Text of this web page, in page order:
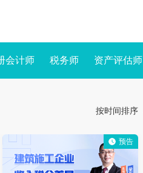
会计师 税务师 资产评估师
按时间排序
预告